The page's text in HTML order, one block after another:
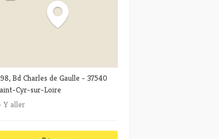
Bd Charles de Gaulle - 37540
Cyr-sur-Loire
Y aller